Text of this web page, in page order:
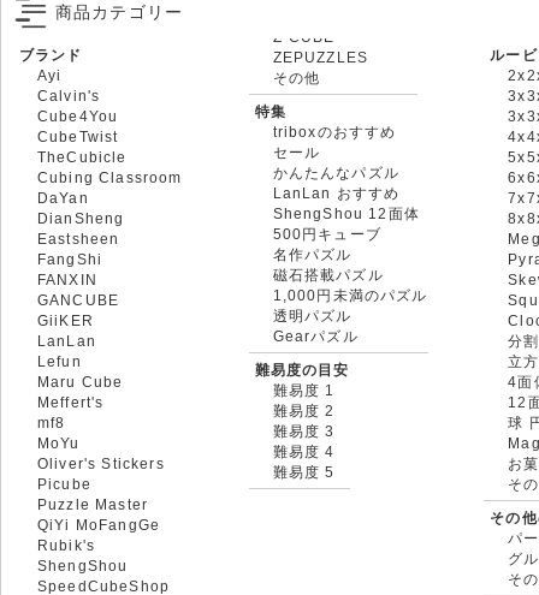
商品カテゴリー
ブランド
Ayi
Calvin's
Cube4You
CubeTwist
TheCubicle
Cubing Classroom
DaYan
DianSheng
Eastsheen
FangShi
FANXIN
GANCUBE
GiiKER
LanLan
Lefun
Maru Cube
Meffert's
mf8
MoYu
Oliver's Stickers
Picube
Puzzle Master
QiYi MoFangGe
Rubik's
ShengShou
SpeedCubeShop
ZEPUZZLES
その他
特集
triboxのおすすめ
セール
かんたんなパズル
LanLan おすすめ
ShengShou 12面体
500円キューブ
名作パズル
磁石搭載パズル
1,000円未満のパズル
透明パズル
Gearパズル
難易度の目安
難易度 1
難易度 2
難易度 3
難易度 4
難易度 5
ルー
分
立
4面
12
球
お
そ
その
パ
グ
そ